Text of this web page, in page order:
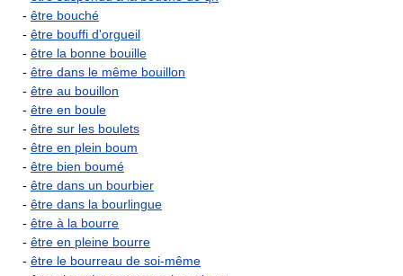
- être bouché
- être bouffi d'orgueil
- être la bonne bouille
- être dans le même bouillon
- être au bouillon
- être en boule
- être sur les boulets
- être en plein boum
- être bien boumé
- être dans un bourbier
- être dans la bourlingue
- être à la bourre
- être en pleine bourre
- être le bourreau de soi-même